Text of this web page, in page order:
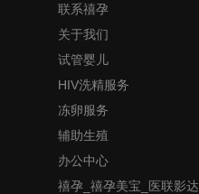
联系禧孕
关于我们
试管婴儿
HIV洗精服务
冻卵服务
辅助生殖
办公中心
禧孕_禧孕美宝_医联影达